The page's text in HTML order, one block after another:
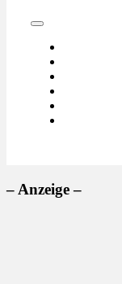
– Anzeige –